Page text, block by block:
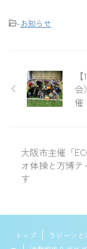
-お知らせ
会
催
大阪市主催「
オ体操と万博
す
トップ ラジーンと